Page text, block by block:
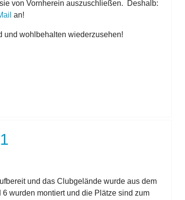
von Vornherein auszuschließen. Deshalb:
an!
und wohlbehalten wiederzusehen!
und das Clubgelände wurde aus dem
wurden montiert und die Plätze sind zum